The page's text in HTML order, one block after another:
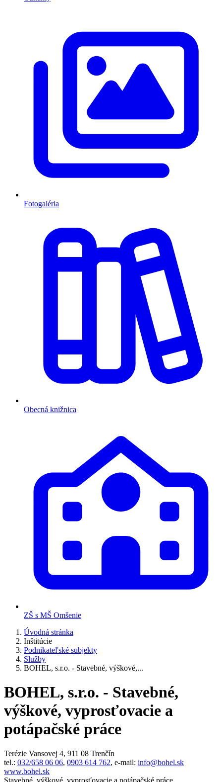
Fotogaléria
Obecná knižnica
ZŠ s MŠ Omšenie
Úvodná stránka
Inštitúcie
Podnikateľské subjekty
Služby
BOHEL, s.r.o. - Stavebné, výškové,...
BOHEL, s.r.o. - Stavebné,
výškové, vyprosťovacie a
potápačské práce
Terézie Vansovej 4, 911 08 Trenčín
tel.: 032/658 06 06, 0903 614 762, e-mail: info@bohel.sk
www.bohel.sk
Stavebné, výškové, vyprosťovacie a potápačské práce,